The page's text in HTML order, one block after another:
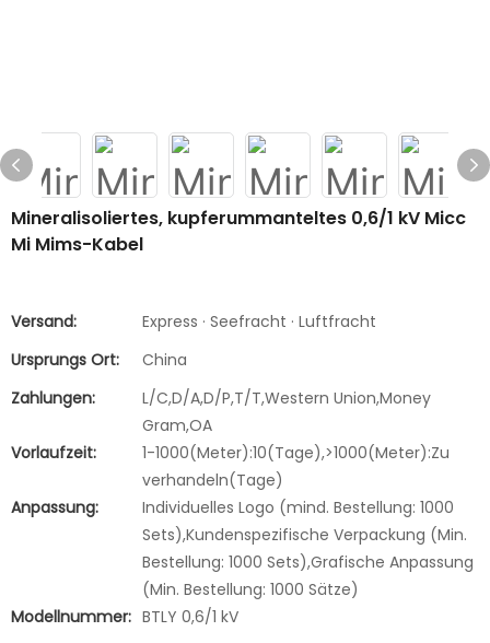
Mineralisoliertes, kupferummanteltes 0,6/1 kV Micc
Mi Mims-Kabel
Versand:
Express · Seefracht · Luftfracht
Ursprungs Ort:
China
Zahlungen:
L/C,D/A,D/P,T/T,Western Union,Money
Gram,OA
Vorlaufzeit:
1-1000(Meter):10(Tage),>1000(Meter):Zu
verhandeln(Tage)
Anpassung:
Individuelles Logo (mind. Bestellung: 1000
Sets),Kundenspezifische Verpackung (Min.
Bestellung: 1000 Sets),Grafische Anpassung
(Min. Bestellung: 1000 Sätze)
Modellnummer: BTLY 0,6/1 kV